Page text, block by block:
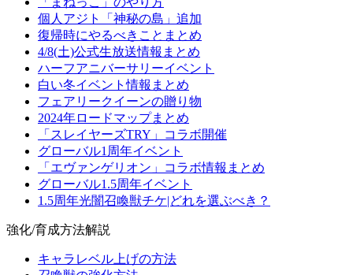
個人アジト「神秘の島」追加
復帰時にやるべきことまとめ
4/8(土)公式生放送情報まとめ
ハーフアニバーサリーイベント
白い冬イベント情報まとめ
フェアリークイーンの贈り物
2024年ロードマップまとめ
「スレイヤーズTRY」コラボ開催
グローバル1周年イベント
「エヴァンゲリオン」コラボ情報まとめ
グローバル1.5周年イベント
1.5周年光闇召喚獣チケ|どれを選ぶべき？
強化/育成方法解説
キャラレベル上げの方法